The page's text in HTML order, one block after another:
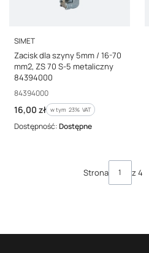
PRODUCENT
SIMET
Zacisk dla szyny 5mm / 16-70
mm2, ZS 70 S-5 metaliczny
84394000
Kod producenta
84394000
Cena brutto
16,00 zł w tym %s VAT
w tym 23% VAT
Dostępność:Dostępne
Strona z 4